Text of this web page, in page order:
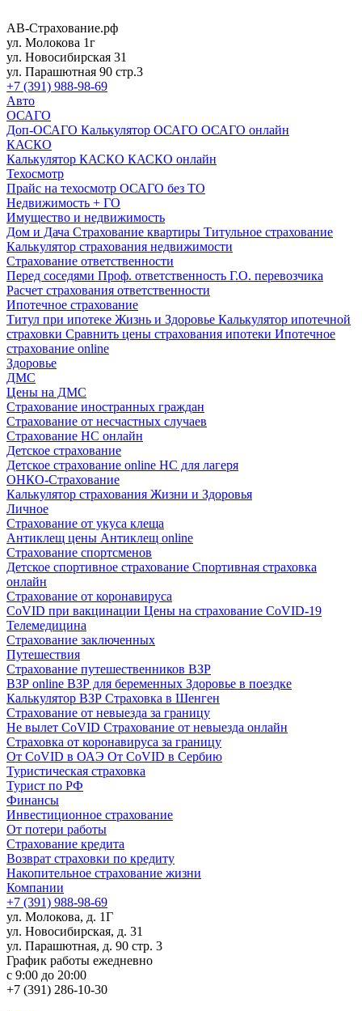
АВ-Страхование.рф
ул. Молокова 1г
ул. Новосибирская 31
ул. Парашютная 90 стр.3
+7 (391) 988-98-69
Авто
ОСАГО
Доп-ОСАГО Калькулятор ОСАГО ОСАГО онлайн
КАСКО
Калькулятор КАСКО КАСКО онлайн
Техосмотр
Прайс на техосмотр ОСАГО без ТО
Недвижимость + ГО
Имущество и недвижимость
Дом и Дача Страхование квартиры Титульное страхование
Калькулятор страхования недвижимости
Страхование ответственности
Перед соседями Проф. ответственность Г.О. перевозчика
Расчет страхования ответственности
Ипотечное страхование
Титул при ипотеке Жизнь и Здоровье Калькулятор ипотечной
страховки Сравнить цены страхования ипотеки Ипотечное
страхование online
Здоровье
ДМС
Цены на ДМС
Страхование иностранных граждан
Страхование от несчастных случаев
Страхование НС онлайн
Детское страхование
Детское страхование online НС для лагеря
ОНКО-Страхование
Калькулятор страхования Жизни и Здоровья
Личное
Страхование от укуса клеща
Антиклещ цены Антиклещ online
Страхование спортсменов
Детское спортивное страхование Спортивная страховка
онлайн
Страхование от коронавируса
CoVID при вакцинации Цены на страхование CoVID-19
Телемедицина
Страхование заключенных
Путешествия
Страхование путешественников ВЗР
ВЗР online ВЗР для беременных Здоровье в поездке
Калькулятор ВЗР Страховка в Шенген
Страхование от невыезда за границу
Не вылет CoVID Страхование от невыезда онлайн
Страховка от коронавируса за границу
От CoVID в ОАЭ От CoVID в Сербию
Туристическая страховка
Турист по РФ
Финансы
Инвестиционное страхование
От потери работы
Страхование кредита
Возврат страховки по кредиту
Накопительное страхование жизни
Компании
+7 (391) 988-98-69
ул. Молокова, д. 1Г
ул. Новосибирская, д. 31
ул. Парашютная, д. 90 стр. 3
График работы ежедневно
с 9:00 до 20:00
+7 (391) 286-10-30